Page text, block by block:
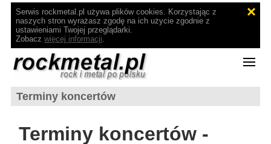
Serwis rockmetal.pl używa plików cookies. Korzystając z
naszych stron wyrażasz zgodę na ich użycie zgodnie z
ustawieniami Twojej przeglądarki.
Zobacz więcej informacji.
Terminy koncertów
Terminy koncertów -